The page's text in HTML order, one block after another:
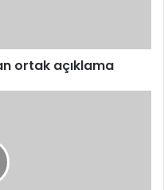
ortak açıklama